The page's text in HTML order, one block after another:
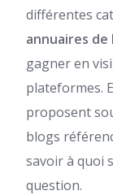
différentes
annuaires de
gagner en
plateformes.
proposent
blogs
savoir à quoi
question.